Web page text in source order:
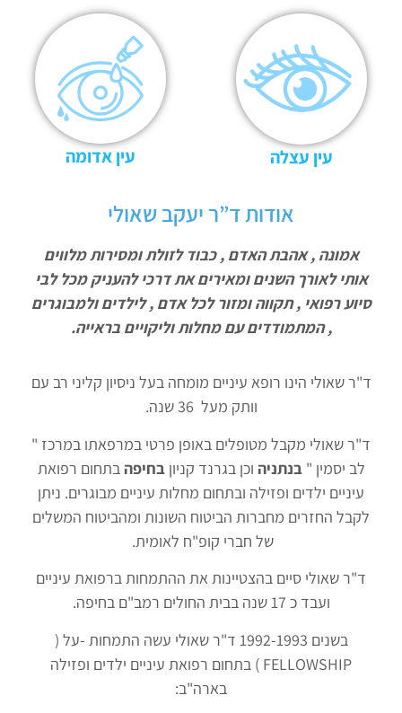
עין עצלה עין אדומה
אודות ד”ר יעקב שאולי
אמונה , אהבת האדם , כבוד לזולת ומסירות מלווים
אותי לאורך השנים ומאירים את דרכי להעניק מכל לבי
סיוע רפואי , תקווה ומזור לכל אדם , לילדים ולמבוגרים
, המתמודדים עם מחלות וליקויים בראייה.
ד"ר שאולי הינו רופא עיניים מומחה בעל ניסיון קליני רב עם
וותק מעל 36 שנה.
ד"ר שאולי מקבל מטופלים באופן פרטי במרפאתו במרכז "
לב יסמין "בנתניה וכן בגרנד קניוןבחיפה בתחום רפואת
עיניים ילדים ופזילה ובתחום מחלות עיניים מבוגרים. ניתן
לקבל החזרים מחברות הביטוח השונות ומהביטוח המשלים
של חברי קופ"ח לאומית.
ד"ר שאולי סיים בהצטיינות את ההתמחות ברפואת עיניים
ועבד כ 17 שנה בבית החולים רמב"ם בחיפה.
בשנים 1992-1993 ד"ר שאולי עשה התמחות -על (
FELLOWSHIP ) בתחום רפואת עיניים ילדים ופזילה
בארה"ב: